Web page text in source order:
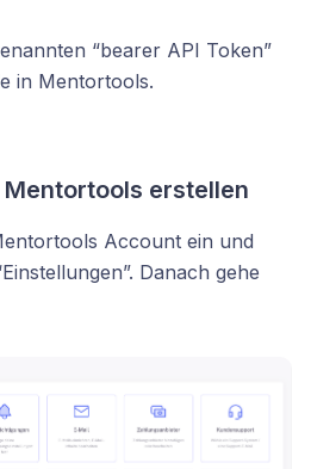
“bearer API Token”
in Mentortools.
Mentortools erstellen
Account ein und
Danach gehe